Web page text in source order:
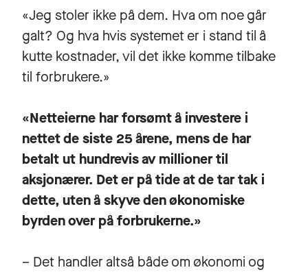
«Jeg stoler ikke på dem. Hva om noe går
galt? Og hva hvis systemet er i stand til å
kutte kostnader, vil det ikke komme tilbake
til forbrukere.»
«Netteierne har forsømt å investere i
nettet de siste 25 årene, mens de har
betalt ut hundrevis av millioner til
aksjonærer. Det er på tide at de tar tak i
dette, uten å skyve den økonomiske
byrden over på forbrukerne.»
– Det handler altså både om økonomi og